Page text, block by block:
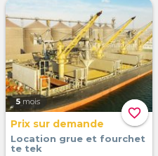
favorite_border
5 mois
Prix sur demande
Location grue et fourchet
te tek